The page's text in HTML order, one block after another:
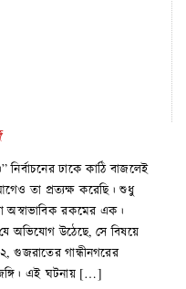
ঢাকে কাঠি বাজলেই
তা প্রত্যক্ষ করেছি। শুধু
অস্বাভাবিক রকমের এক।
অভিযোগ উঠেছে, সে বিষয়ে
গুজরাতের গান্ধীনগরের
জঙ্গি। এই ঘটনায় […]